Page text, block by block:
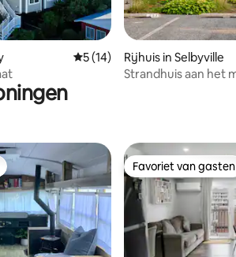
5, 157 recensiesGemiddelde beoordeling van
5 (14)
Rijhuis in Selbyville
Strandhuis aan het
Favoriet van gasten
Favoriet van gasten